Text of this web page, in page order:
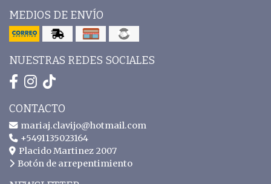
MEDIOS DE ENVÍO
NUESTRAS REDES SOCIALES
CONTACTO
mariaj.clavijo@hotmail.com
+5491135023164
Placido Martinez 2007
Botón de arrepentimiento